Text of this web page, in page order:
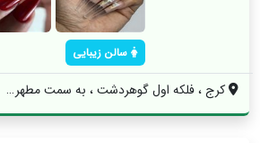
سالن زیبایی
کرج ، فلکه اول گوهردشت ، به سمت مطهری ، ...